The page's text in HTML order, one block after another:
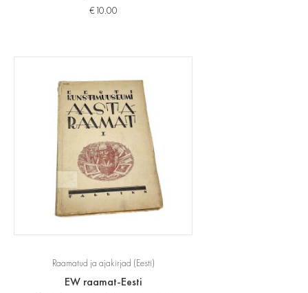
€10.00
Raamatud ja ajakirjad (Eesti)
EW raamat-Eesti